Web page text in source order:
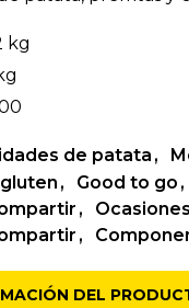
kg
de patata
Good to go
DEL